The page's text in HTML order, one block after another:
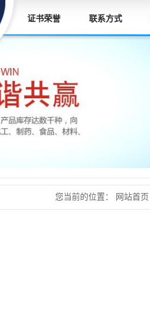
证书荣誉 联系方式
您当前的位置： 网站首页